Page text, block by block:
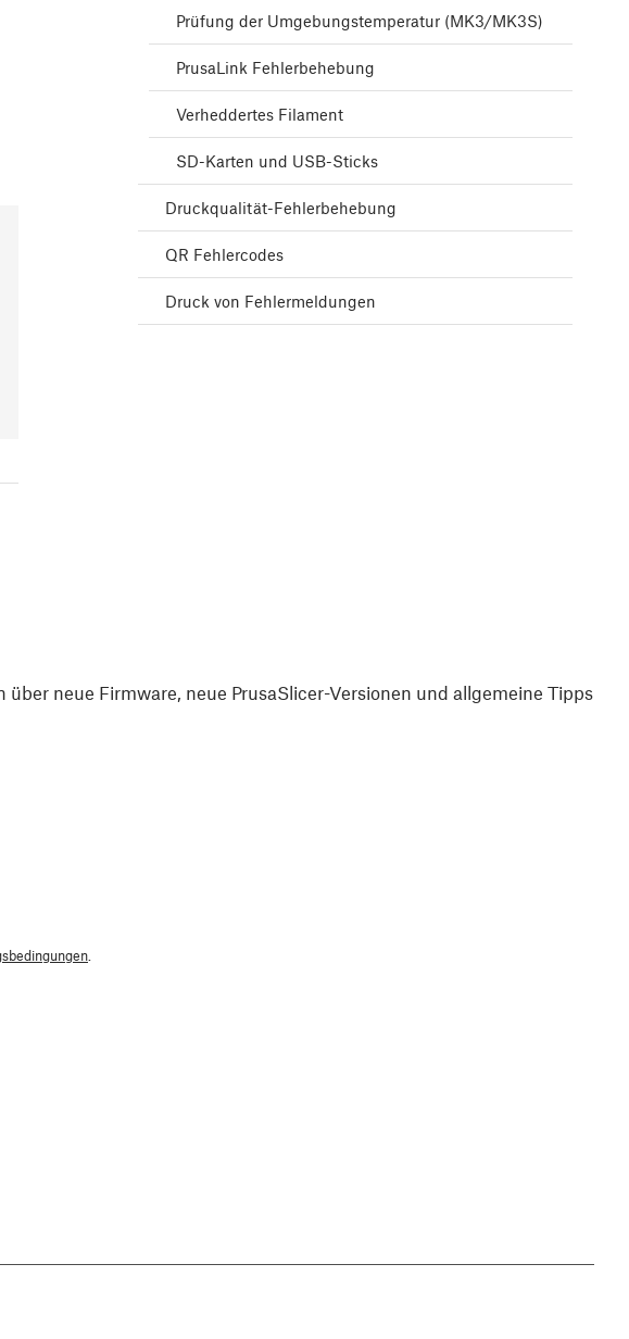
Prüfung der Umgebungstemperatur (MK3/MK3S)
PrusaLink Fehlerbehebung
Verheddertes Filament
SD-Karten und USB-Sticks
Druckqualität-Fehlerbehebung
QR Fehlercodes
Druck von Fehlermeldungen
neue Firmware, neue PrusaSlicer-Versionen und allgemeine Tipps
.